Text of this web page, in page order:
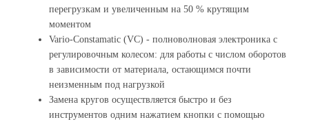
перегрузкам и увеличенным на 50 % крутящим
моментом
Vario-Constamatic (VC) - полноволновая электроника с
регулировочным колесом: для работы с числом оборотов
в зависимости от материала, остающимся почти
неизменным под нагрузкой
Замена кругов осуществляется быстро и без
инструментов одним нажатием кнопки с помощью